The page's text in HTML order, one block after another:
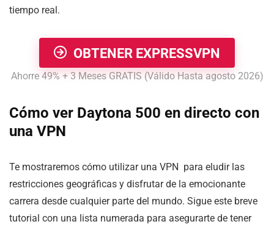
tiempo real.
OBTENER EXPRESSVPN
Ahorre 49% + 3 Meses GRATIS (Válido Hasta agosto 2026)
Cómo ver Daytona 500 en directo con
una VPN
Te mostraremos cómo utilizar una VPN para eludir las
restricciones geográficas y disfrutar de la emocionante
carrera desde cualquier parte del mundo. Sigue este breve
tutorial con una lista numerada para asegurarte de tener